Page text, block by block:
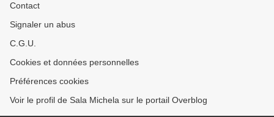
Contact
Signaler un abus
C.G.U.
Cookies et données personnelles
Préférences cookies
Voir le profil de Sala Michela sur le portail Overblog